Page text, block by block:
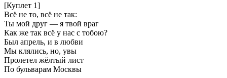
[Куплет 1]
Всё не то, всё не так:
Ты мой друг — я твой враг
Как же так всё у нас с тобою?
Был апрель, и в любви
Мы клялись, но, увы
Пролетел жёлтый лист
По бульварам Москвы